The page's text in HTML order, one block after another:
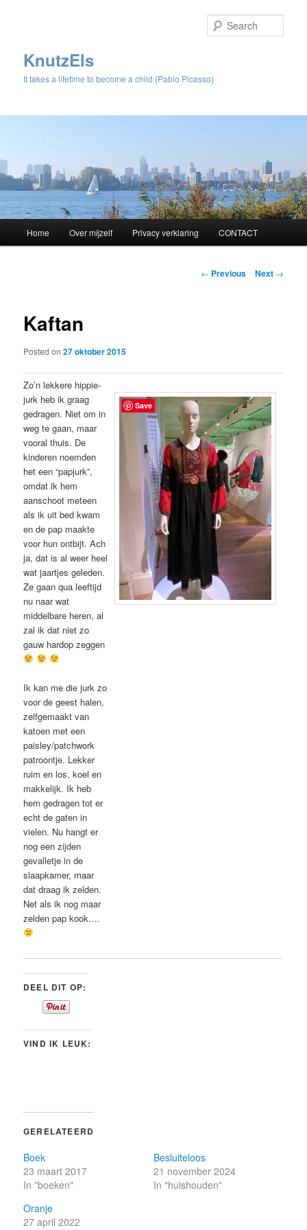
KnutzEls
It takes a lifetime to become a child (Pablo Picasso)
Skip
content
Home Over mijzelf Privacy verklaring CONTACT
Post
← Previous Next →
Kaftan
Posted on27 oktober 2015
Zo’n lekkere hippie-
jurk heb ik graag
gedragen. Niet om in
weg te gaan, maar
vooral thuis. De
kinderen noemden
het een “papjurk”,
omdat ik hem
aanschoot meteen
als ik uit bed kwam
en de pap maakte
voor hun ontbijt. Ach
ja, dat is al weer heel
wat jaartjes geleden.
Ze gaan qua leeftijd
nu naar wat
middelbare heren, al
zal ik dat niet zo
gauw hardop zeggen
Ik kan me die jurk zo
voor de geest halen,
zelfgemaakt van
katoen met een
paisley/patchwork
patroontje. Lekker
ruim en los, koel en
makkelijk. Ik heb
hem gedragen tot er
echt de gaten in
vielen. Nu hangt er
nog een zijden
gevalletje in de
slaapkamer, maar
dat draag ik zelden.
Net als ik nog maar
zelden pap kook….
DEEL DIT OP:
VIND IK LEUK:
GERELATEERD
Boek
23 maart 2017
In "boeken"
Besluiteloos
21 november 2024
In "huishouden"
Oranje
27 april 2022
Save